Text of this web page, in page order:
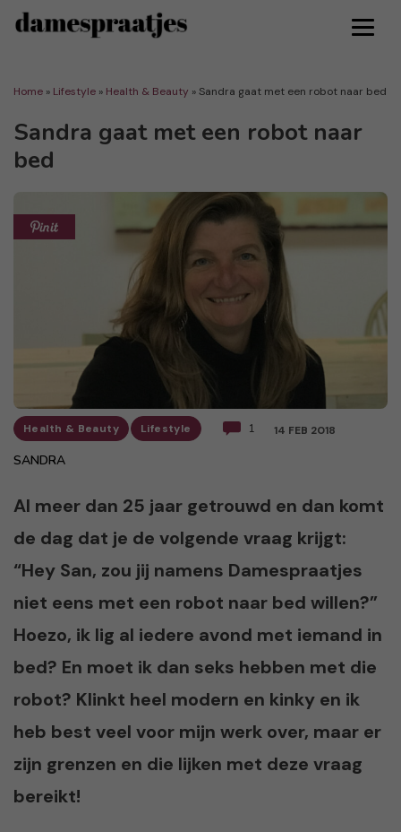
Home » Lifestyle » Health & Beauty »Sandra gaat met een robot naar bed
Sandra gaat met een robot naar
bed
Health & Beauty Lifestyle 1 14 FEB 2018
SANDRA
Al meer dan 25 jaar getrouwd en dan komt
de dag dat je de volgende vraag krijgt:
“Hey San, zou jij namens Damespraatjes
niet eens met een robot naar bed willen?”
Hoezo, ik lig al iedere avond met iemand in
bed? En moet ik dan seks hebben met die
robot? Klinkt heel modern en kinky en ik
heb best veel voor mijn werk over, maar er
zijn grenzen en die lijken met deze vraag
bereikt!